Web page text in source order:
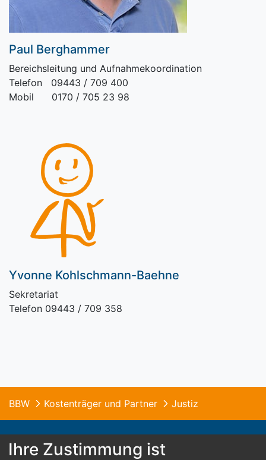
Paul Berghammer
Bereichsleitung und Aufnahmekoordination
Telefon 09443 / 709 400
Mobil 0170 / 705 23 98
Yvonne Kohlschmann-Baehne
Sekretariat
Telefon 09443 / 709 358
BBW Kostenträger und Partner Justiz
Ihre Zustimmung ist